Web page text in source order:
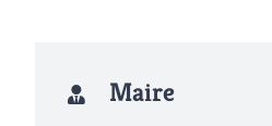
Maire